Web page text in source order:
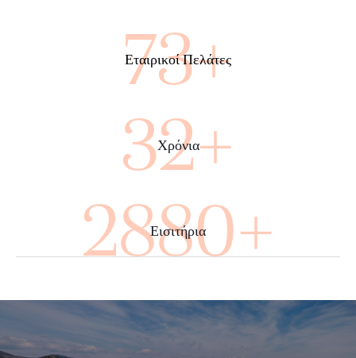
100+
Εταιρικοί Πελάτες
45+
Χρόνια
4000+
Εισιτήρια